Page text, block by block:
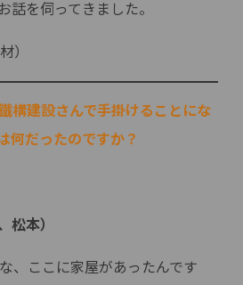
話を伺ってきました。
）
構建設さんで手掛けることにな
何だったのですか？
松本）
、ここに家屋があったんです